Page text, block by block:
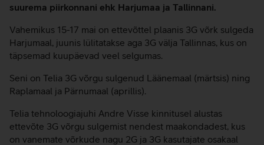
suurema piirkonnani ehk Harjumaa ja Tallinnani.
Vahemikus 15-17 mai on ettevõttel plaanis 3G võrk sulgeda
Harjumaal, juunis lülitatakse aga 3G välja Tallinnas, kus on
täpsemad kuupäevad veel selgumas.
Seni on Telia 3G võrgu sulgenud Läänemaal (märtsis) ning
Raplamaal ja Pärnumaal (aprillis).
Telia tehnoloogiajuhi Andre Visse kinnitusel alustas
ettevõte 3G võrgu sulgemist nendest maakondadest, kus
on vanemate võrkude nagu 2G ja 3G kasutajate osakaal